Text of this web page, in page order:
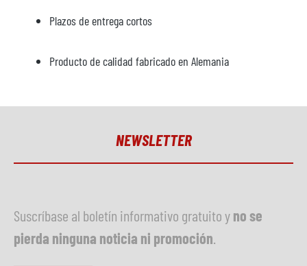
Plazos de entrega cortos
Producto de calidad fabricado en Alemania
NEWSLETTER
Suscríbase al boletín informativo gratuito yno se
pierda ninguna noticia ni promoción